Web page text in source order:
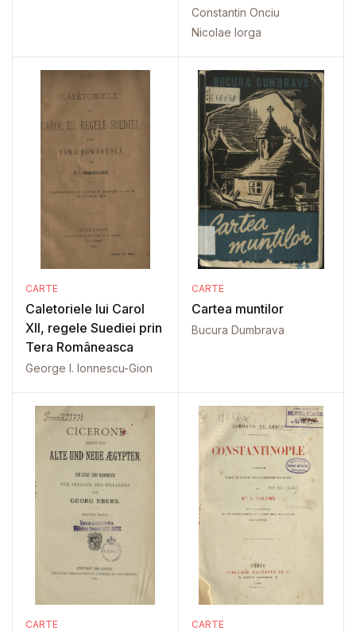
Constantin Onciu
Nicolae Iorga
CARTE
Caletoriele lui Carol
XII, regele Suediei prin
Tera Româneasca
George I. Ionnescu-Gion
CARTE
Cartea muntilor
Bucura Dumbrava
CARTE CARTE